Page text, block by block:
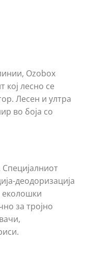
Ozobox
кој лесно се
Лесен и ултра
во боја со
деодоризација
за тројно